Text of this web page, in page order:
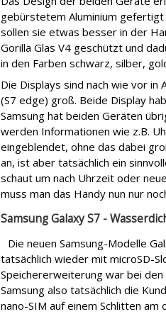
gebürstetem Aluminium
sollen sie etwas besser in der
Gorilla Glas V4 geschützt und
in den Farben schwarz, silber,
Die Displays sind nach wie vor in
(S7 edge) groß. Beide Display
Samsung hat beiden Geräten
werden Informationen wie z.B.
eingeblendet, ohne das dabei
an, ist aber tatsächlich ein
schaut um nach Uhrzeit oder
muss man das Handy nun nur
Samsung Galaxy S7 -
Die neuen Samsung-Modelle
tatsächlich wieder mit microSD-
Speichererweiterung war bei
Samsung also tatsächlich die
nano-SIM auf einem Schlitten